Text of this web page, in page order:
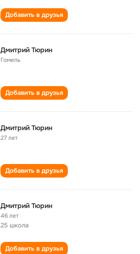
Добавить в друзья
Дмитрий Тюрин
Гомель
Добавить в друзья
Дмитрий Тюрин
27 лет
Добавить в друзья
Дмитрий Тюрин
46 лет
25 школа
Добавить в друзья